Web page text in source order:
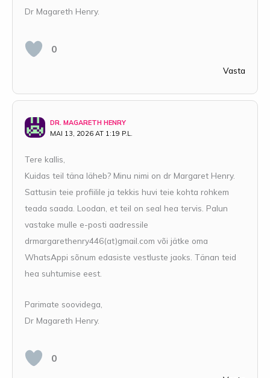
Dr Magareth Henry.
0
Vasta
DR. MAGARETH HENRY
MAI 13, 2026 AT 1:19 P.L.
Tere kallis,
Kuidas teil täna läheb? Minu nimi on dr Margaret Henry.
Sattusin teie profiilile ja tekkis huvi teie kohta rohkem
teada saada. Loodan, et teil on seal hea tervis. Palun
vastake mulle e-posti aadressile
drmargarethenry446(at)gmail.com või jätke oma
WhatsAppi sõnum edasiste vestluste jaoks. Tänan teid
hea suhtumise eest.
Parimate soovidega,
Dr Magareth Henry.
0